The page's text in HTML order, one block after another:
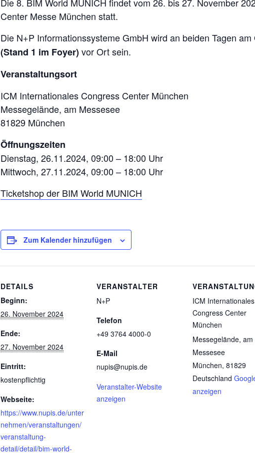
Center Messe München statt.
Die N+P Informationssysteme GmbH wird an beiden Tagen am
(Stand 1 im Foyer)vor Ort sein.
Veranstaltungsort
ICM Internationales Congress Center München
Messegelände, am Messesee
81829 München
Öffnungszeiten
Dienstag, 26.11.2024, 09:00 – 18:00 Uhr
Mittwoch, 27.11.2024, 09:00 – 18:00 Uhr
Ticketshop der BIM World MUNICH
Zum Kalender hinzufügen
DETAILS
Beginn:
26. November 2024
Ende:
27. November 2024
Eintritt:
kostenpflichtig
Webseite:
https://www.nupis.de/unter
nehmen/veranstaltungen/
veranstaltung-
detail/detail/bim-world-
VERANSTALTER
N+P
Telefon
+49 3764 4000-0
E-Mail
nupis@nupis.de
Veranstalter-Website
anzeigen
ICM Internationales
Congress Center
München
Messegelände, am
Messesee
München, 81829
Deutschland
anzeigen